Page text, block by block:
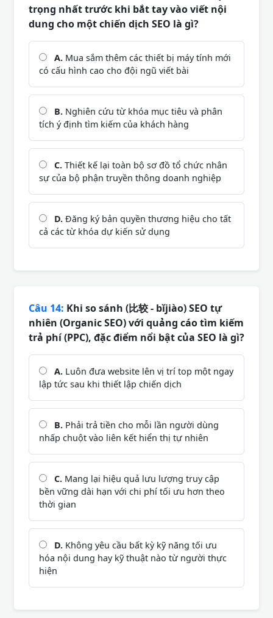
trọng nhất trước khi bắt tay vào viết nội
dung cho một chiến dịch SEO là gì?
A. Mua sắm thêm các thiết bị máy tính mới
có cấu hình cao cho đội ngũ viết bài
B. Nghiên cứu từ khóa mục tiêu và phân
tích ý định tìm kiếm của khách hàng
C. Thiết kế lại toàn bộ sơ đồ tổ chức nhân
sự của bộ phận truyền thông doanh nghiệp
D. Đăng ký bản quyền thương hiệu cho tất
cả các từ khóa dự kiến sử dụng
Câu 14: Khi so sánh (比较 - bǐjiào) SEO tự
nhiên (Organic SEO) với quảng cáo tìm kiếm
trả phí (PPC), đặc điểm nổi bật của SEO là gì?
A. Luôn đưa website lên vị trí top một ngay
lập tức sau khi thiết lập chiến dịch
B. Phải trả tiền cho mỗi lần người dùng
nhấp chuột vào liên kết hiển thị tự nhiên
C. Mang lại hiệu quả lưu lượng truy cập
bền vững dài hạn với chi phí tối ưu hơn theo
thời gian
D. Không yêu cầu bất kỳ kỹ năng tối ưu
hóa nội dung hay kỹ thuật nào từ người thực
hiện